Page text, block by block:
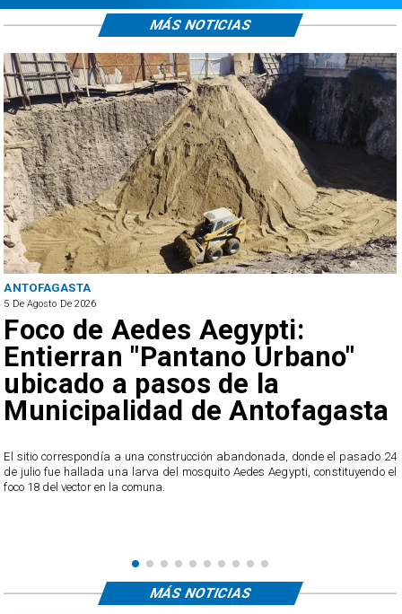
ANTOFAGASTA
5 De Agosto De 2026
Foco de Aedes Aegypti:
Entierran "Pantano Urbano"
ubicado a pasos de la
Municipalidad de Antofagasta
El sitio correspondía a una construcción abandonada, donde el pasado 24
de julio fue hallada una larva del mosquito Aedes Aegypti, constituyendo el
foco 18 del vector en la comuna.
MÁS NOTICIAS
MÁS NOTICIAS